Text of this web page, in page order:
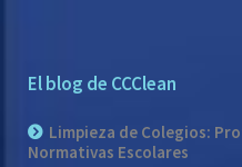
El blog de CCClean
Limpieza de Colegios:
Normativas Escolares